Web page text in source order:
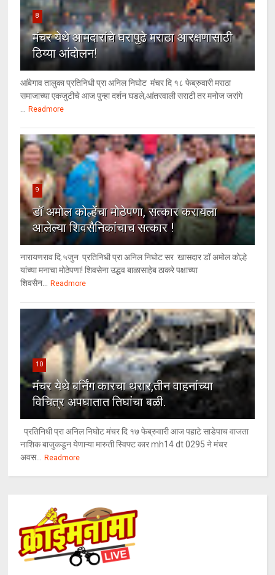
8
मंचर येथे आमदारांचे घरापुढे मराठा आरक्षणासाठी
ठिय्या आंदोलन!
आंबेगाव तालुका प्रतिनिधी प्रा अनिल निघोट मंचर दि १८ फेब्रुवारी मराठा
समाजाच्या एकजुटीचे आज पुन्हा दर्शन घडले,आंतरवाली सराटी तर मनोज जरांगे
... Readmore
9
डॉ अमोल कोल्हेंचा मोठेपणा, सत्कार करायला
आलेल्या शिवसैनिकांचाच सत्कार !
नारायणराव दि.५जुन प्रतिनिधी प्रा अनिल निघोट सर खासदार डॉ अमोल कोल्हे
यांच्या मनाचा मोठेपणा! शिवसेना उद्धव बाळासाहेब ठाकरे पक्षाच्या
शिवसैन... Readmore
10
मंचर येथे बर्निंग कारचा थरार,तीन वाहनांच्या
विचित्र अपघातात तिघांचा बळी.
प्रतिनिधी प्रा अनिल निघोट मंचर दि १७ फेब्रुवारी आज पहाटे साडेपाच वाजता
नाशिक बाजुकडून येणाऱ्या मारुती स्विफ्ट कार mh14 dt 0295 ने मंचर
अवस... Readmore